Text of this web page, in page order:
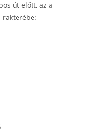
út előtt, az a
rakterébe: